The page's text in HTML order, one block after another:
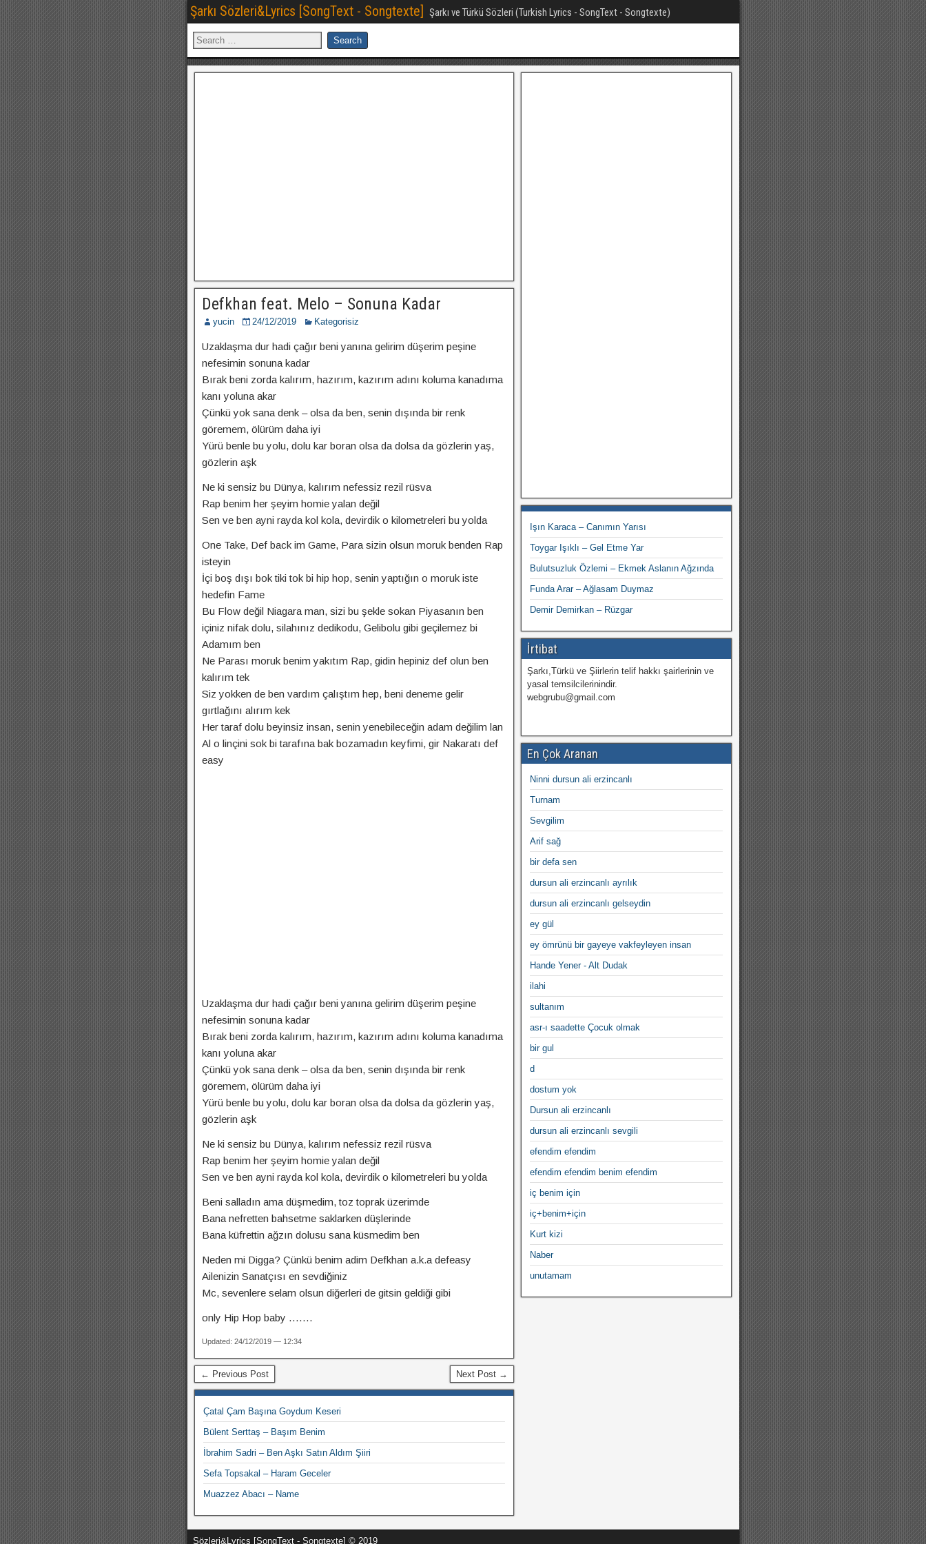
Şarkı Sözleri&Lyrics [SongText - Songtexte] Şarkı ve Türkü Sözleri (Turkish Lyrics - SongText - Songtexte)
Defkhan feat. Melo – Sonuna Kadar
yucin 24/12/2019 Kategorisiz
Uzaklaşma dur hadi çağır beni yanına gelirim düşerim peşine
nefesimin sonuna kadar
Bırak beni zorda kalırım, hazırım, kazırım adını koluma kanadıma
kanı yoluna akar
Çünkü yok sana denk – olsa da ben, senin dışında bir renk
göremem, ölürüm daha iyi
Yürü benle bu yolu, dolu kar boran olsa da dolsa da gözlerin yaş,
gözlerin aşk
Ne ki sensiz bu Dünya, kalırım nefessiz rezil rüsva
Rap benim her şeyim homie yalan değil
Sen ve ben ayni rayda kol kola, devirdik o kilometreleri bu yolda
One Take, Def back im Game, Para sizin olsun moruk benden Rap
isteyin
İçi boş dışı bok tiki tok bi hip hop, senin yaptığın o moruk iste
hedefin Fame
Bu Flow değil Niagara man, sizi bu şekle sokan Piyasanın ben
içiniz nifak dolu, silahınız dedikodu, Gelibolu gibi geçilemez bi
Adamım ben
Ne Parası moruk benim yakıtım Rap, gidin hepiniz def olun ben
kalırım tek
Siz yokken de ben vardım çalıştım hep, beni deneme gelir
gırtlağını alırım kek
Her taraf dolu beyinsiz insan, senin yenebileceğin adam değilim lan
Al o linçini sok bi tarafına bak bozamadın keyfimi, gir Nakaratı def
easy
Uzaklaşma dur hadi çağır beni yanına gelirim düşerim peşine
nefesimin sonuna kadar
Bırak beni zorda kalırım, hazırım, kazırım adını koluma kanadıma
kanı yoluna akar
Çünkü yok sana denk – olsa da ben, senin dışında bir renk
göremem, ölürüm daha iyi
Yürü benle bu yolu, dolu kar boran olsa da dolsa da gözlerin yaş,
gözlerin aşk
Ne ki sensiz bu Dünya, kalırım nefessiz rezil rüsva
Rap benim her şeyim homie yalan değil
Sen ve ben ayni rayda kol kola, devirdik o kilometreleri bu yolda
Beni salladın ama düşmedim, toz toprak üzerimde
Bana nefretten bahsetme saklarken düşlerinde
Bana küfrettin ağzın dolusu sana küsmedim ben
Neden mi Digga? Çünkü benim adim Defkhan a.k.a defeasy
Ailenizin Sanatçısı en sevdiğiniz
Mc, sevenlere selam olsun diğerleri de gitsin geldiği gibi
only Hip Hop baby …….
Updated: 24/12/2019 — 12:34
← Previous Post Next Post →
Çatal Çam Başına Goydum Keseri
Bülent Serttaş – Başım Benim
İbrahim Sadri – Ben Aşkı Satın Aldım Şiiri
Sefa Topsakal – Haram Geceler
Muazzez Abacı – Name
Işın Karaca – Canımın Yarısı
Toygar Işıklı – Gel Etme Yar
Bulutsuzluk Özlemi – Ekmek Aslanın Ağzında
Funda Arar – Ağlasam Duymaz
Demir Demirkan – Rüzgar
İrtibat
Şarkı,Türkü ve Şiirlerin telif hakkı şairlerinin ve
yasal temsilcilerinindir.
webgrubu@gmail.com
En Çok Aranan
Ninni dursun ali erzincanlı
Turnam
Sevgilim
Arif sağ
bir defa sen
dursun ali erzincanlı ayrılık
dursun ali erzincanlı gelseydin
ey gül
ey ömrünü bir gayeye vakfeyleyen insan
Hande Yener - Alt Dudak
ilahi
sultanım
asr-ı saadette Çocuk olmak
bir gul
d
dostum yok
Dursun ali erzincanlı
dursun ali erzincanlı sevgili
efendim efendim
efendim efendim benim efendim
iç benim için
iç+benim+için
Kurt kizi
Naber
unutamam
Sözleri&Lyrics [SongText - Songtexte] © 2019